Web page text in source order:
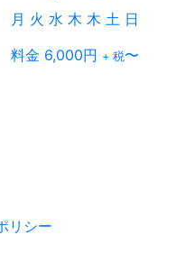
月 火 水 木 木 土 日
料金 6,000円 + 税〜
リシー